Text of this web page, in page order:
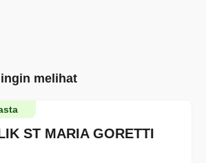
melihat
ST MARIA GORETTI